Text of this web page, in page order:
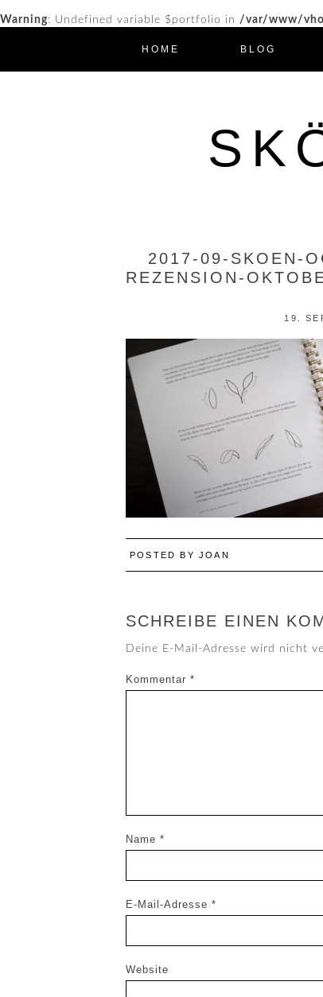
Warning: Undefined variable $portfolio in /var/www/
HOME BLOG
2017-09-SKOEN-
REZENSION-
19.
POSTED BY JOAN
SCHREIBE EINEN
Deine E-Mail-Adresse wird nicht
Kommentar *
Name *
E-Mail-Adresse *
Website